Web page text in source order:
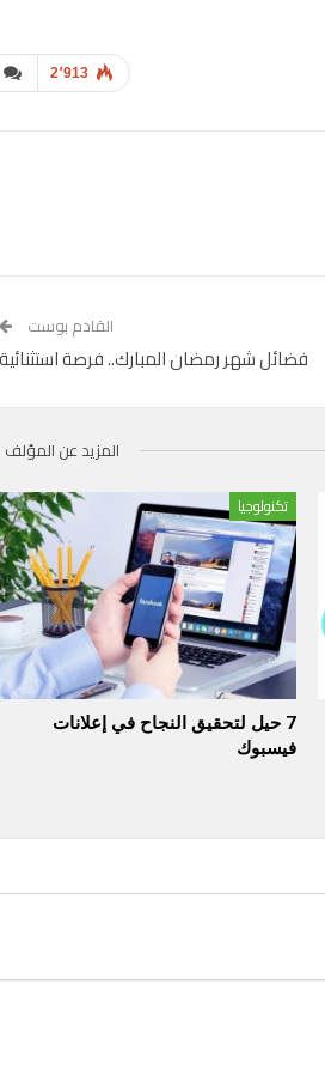
2٬913
القادم بوست
فضائل شهر رمضان المبارك.. فرصة استثنائية
المزيد عن المؤلف
تكنولوجيا
7 حيل لتحقيق النجاح في إعلانات
فيسبوك